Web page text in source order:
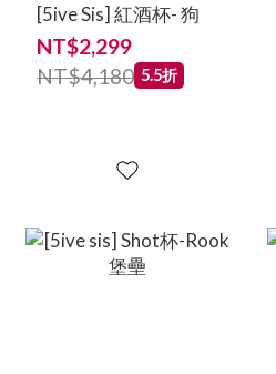
[5ive Sis] 紅酒杯- 狗
NT$2,299
NT$4,180 5.5折